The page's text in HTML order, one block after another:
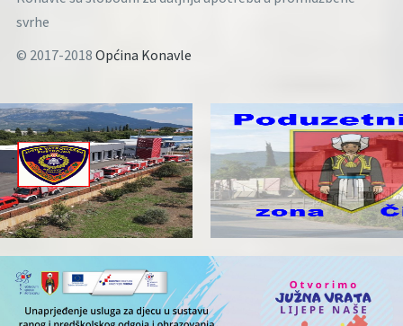
svrhe
© 2017-2018 Općina Konavle